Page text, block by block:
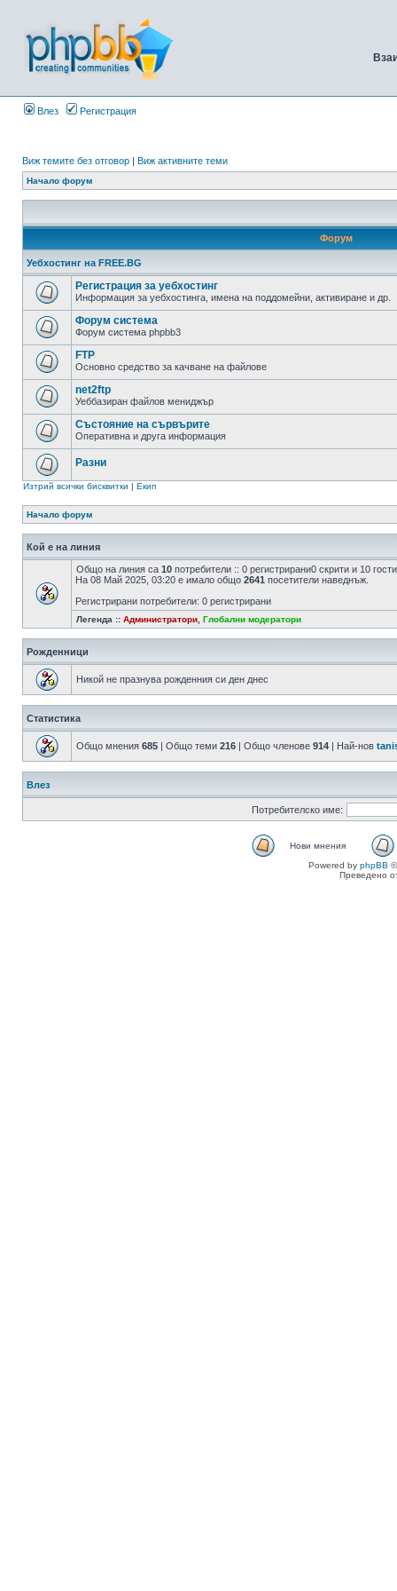
Влез Регистрация
Виж темите без отговор | Виж активните теми
Начало форум
Форум
Уебхостинг на FREE.BG
Регистрация за уебхостинг
Информация за уебхостинга, имена на поддомейни, активиране и др.
Форум система
Форум система phpbb3
FTP
Основно средство за качване на файлове
net2ftp
Уеббазиран файлов мениджър
Състояние на сървърите
Оперативна и друга информация
Разни
Изтрий всички бисквитки | Екип
Начало форум
Кой е на линия
Общо на линия са 10 потребители :: 0 регистрирани0 скрити и 10
На 08 Май 2025, 03:20 е имало общо 2641 посетители наведнъж.
Регистрирани потребители: 0 регистрирани
Легенда :: Администратори Глобални модератори
Рожденници
Никой не празнува рожденния си ден днес
Статистика
Общо мнения 685 | Общо теми 216 | Общо членове 914 | Най-нов
Влез
Потребителско име:
Нови мнения
Powered by phpBB
Преведено